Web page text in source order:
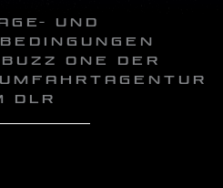
und
ONE der
DLR